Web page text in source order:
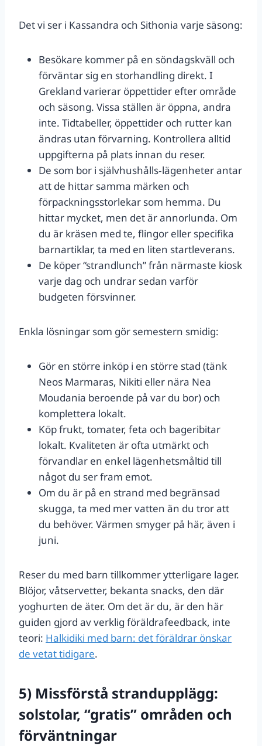
Det vi ser i Kassandra och Sithonia varje säsong:
Besökare kommer på en söndagskväll och
förväntar sig en storhandling direkt. I
Grekland varierar öppettider efter område
och säsong. Vissa ställen är öppna, andra
inte. Tidtabeller, öppettider och rutter kan
ändras utan förvarning. Kontrollera alltid
uppgifterna på plats innan du reser.
De som bor i självhushålls‑lägenheter antar
att de hittar samma märken och
förpackningsstorlekar som hemma. Du
hittar mycket, men det är annorlunda. Om
du är kräsen med te, flingor eller specifika
barnartiklar, ta med en liten startleverans.
De köper “strandlunch” från närmaste kiosk
varje dag och undrar sedan varför
budgeten försvinner.
Enkla lösningar som gör semestern smidig:
Gör en större inköp i en större stad (tänk
Neos Marmaras, Nikiti eller nära Nea
Moudania beroende på var du bor) och
komplettera lokalt.
Köp frukt, tomater, feta och bageribitar
lokalt. Kvaliteten är ofta utmärkt och
förvandlar en enkel lägenhetsmåltid till
något du ser fram emot.
Om du är på en strand med begränsad
skugga, ta med mer vatten än du tror att
du behöver. Värmen smyger på här, även i
juni.
Reser du med barn tillkommer ytterligare lager.
Blöjor, våtservetter, bekanta snacks, den där
yoghurten de äter. Om det är du, är den här
guiden gjord av verklig föräldrafeedback, inte
teori: Halkidiki med barn: det föräldrar önskar
de vetat tidigare.
5) Missförstå strandupplägg:
solstolar, “gratis” områden och
förväntningar